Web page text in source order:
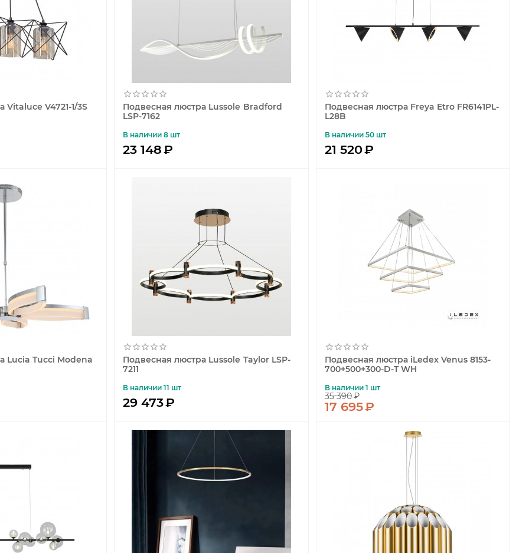
Vitaluce V4721-1/3S
Подвесная люстра Lussole Bradford
LSP-7162
В наличии 8 шт
23 148₽
Подвесная люстра Freya Etro FR6141PL-
L28B
В наличии 50 шт
21 520₽
Lucia Tucci Modena
Подвесная люстра Lussole Taylor LSP-
7211
В наличии 11 шт
29 473₽
Подвесная люстра iLedex Venus 8153-
700+500+300-D-T WH
В наличии 1 шт
35 390₽
17 695₽